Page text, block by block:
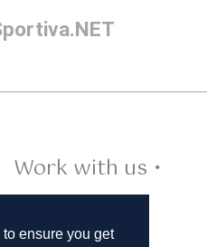
ensure you get
Work with us •